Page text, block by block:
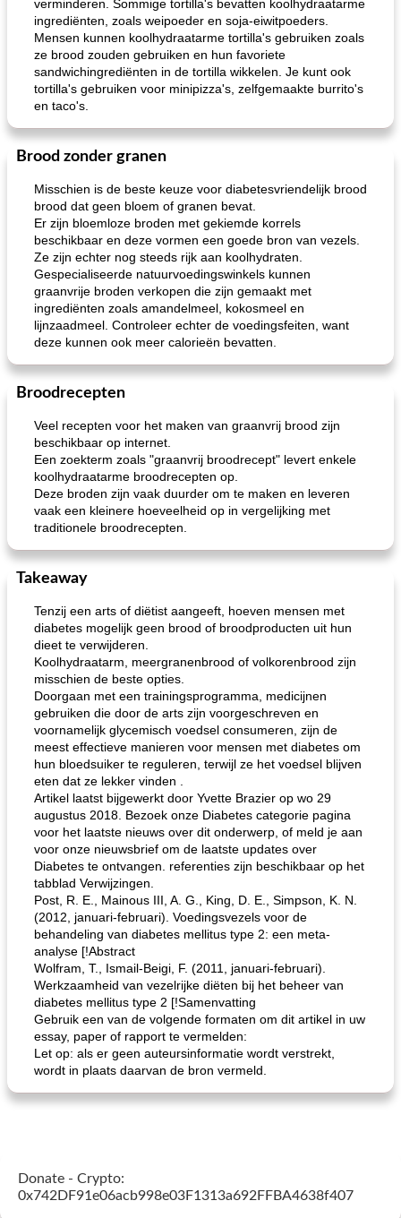
loco mokka havermout rustieke dorpspizza
verminderen. Sommige tortilla's bevatten koolhydraatarme
ingrediënten, zoals weipoeder en soja-eiwitpoeders.
Mensen kunnen koolhydraatarme tortilla's gebruiken zoals
ze brood zouden gebruiken en hun favoriete
sandwichingrediënten in de tortilla wikkelen. Je kunt ook
tortilla's gebruiken voor minipizza's, zelfgemaakte burrito's
en taco's.
Brood zonder granen
Misschien is de beste keuze voor diabetesvriendelijk brood
brood dat geen bloem of granen bevat.
Er zijn bloemloze broden met gekiemde korrels
beschikbaar en deze vormen een goede bron van vezels.
Ze zijn echter nog steeds rijk aan koolhydraten.
Gespecialiseerde natuurvoedingswinkels kunnen
graanvrije broden verkopen die zijn gemaakt met
ingrediënten zoals amandelmeel, kokosmeel en
lijnzaadmeel. Controleer echter de voedingsfeiten, want
deze kunnen ook meer calorieën bevatten.
Broodrecepten
Veel recepten voor het maken van graanvrij brood zijn
beschikbaar op internet.
Een zoekterm zoals "graanvrij broodrecept" levert enkele
koolhydraatarme broodrecepten op.
Deze broden zijn vaak duurder om te maken en leveren
vaak een kleinere hoeveelheid op in vergelijking met
traditionele broodrecepten.
Takeaway
Tenzij een arts of diëtist aangeeft, hoeven mensen met
diabetes mogelijk geen brood of broodproducten uit hun
dieet te verwijderen.
Koolhydraatarm, meergranenbrood of volkorenbrood zijn
misschien de beste opties.
Doorgaan met een trainingsprogramma, medicijnen
gebruiken die door de arts zijn voorgeschreven en
voornamelijk glycemisch voedsel consumeren, zijn de
meest effectieve manieren voor mensen met diabetes om
hun bloedsuiker te reguleren, terwijl ze het voedsel blijven
eten dat ze lekker vinden .
Artikel laatst bijgewerkt door Yvette Brazier op wo 29
augustus 2018. Bezoek onze Diabetes categorie pagina
voor het laatste nieuws over dit onderwerp, of meld je aan
voor onze nieuwsbrief om de laatste updates over
Diabetes te ontvangen. referenties zijn beschikbaar op het
tabblad Verwijzingen.
Post, R. E., Mainous III, A. G., King, D. E., Simpson, K. N.
(2012, januari-februari). Voedingsvezels voor de
behandeling van diabetes mellitus type 2: een meta-
analyse [!Abstract
Wolfram, T., Ismail-Beigi, F. (2011, januari-februari).
Werkzaamheid van vezelrijke diëten bij het beheer van
diabetes mellitus type 2 [!Samenvatting
Gebruik een van de volgende formaten om dit artikel in uw
essay, paper of rapport te vermelden:
Let op: als er geen auteursinformatie wordt verstrekt,
wordt in plaats daarvan de bron vermeld.
Donate - Crypto:
0x742DF91e06acb998e03F1313a692FFBA4638f407